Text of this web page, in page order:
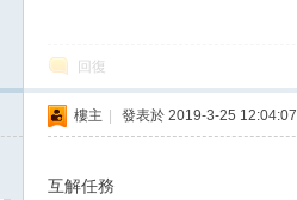
回復
樓主 發表於 2019-3-25 12:04:07
互解任務